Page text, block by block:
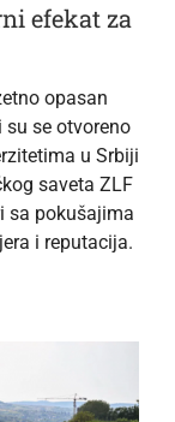
efekat za
opasan
se otvoreno
u Srbiji
saveta ZLF
sa pokušajima
i reputacija.